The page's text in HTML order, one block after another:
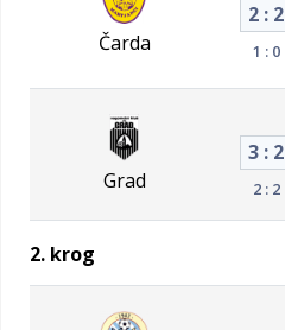
Čarda
2 : 2
1 : 0
Grad
3 : 2
2 : 2
2. krog